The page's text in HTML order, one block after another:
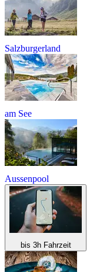
Salzburgerland
am See
Aussenpool
bis 3h Fahrzeit